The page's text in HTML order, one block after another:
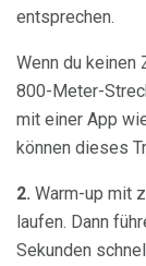
entsprechen.
Wenn du keinen
800-Meter-
mit einer App
können dieses
2. Warm-up mit
laufen. Dann
Sekunden